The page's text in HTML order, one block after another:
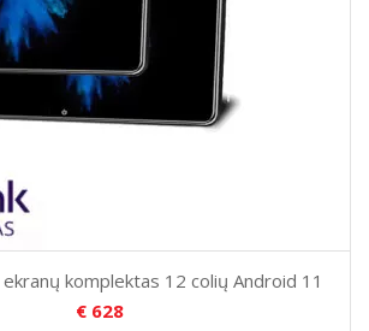
komplektas 12 colių Android 11
€ 628